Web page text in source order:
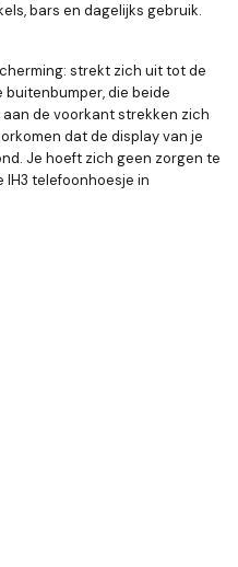
bars en dagelijks gebruik.
strekt zich uit tot de
die beide
de voorkant strekken zich
dat de display van je
Je hoeft zich geen zorgen te
IH3 telefoonhoesje in